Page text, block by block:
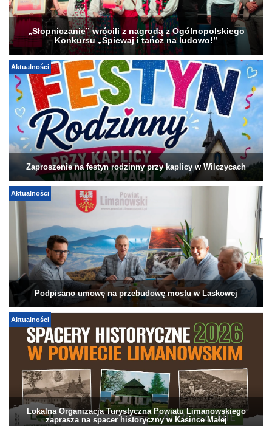
„Słopniczanie” wrócili z nagrodą z Ogólnopolskiego
Konkursu „Śpiewaj i tańcz na ludowo!”
Aktualności
Zaproszenie na festyn rodzinny przy kaplicy w Wilczycach
Aktualności
Podpisano umowę na przebudowę mostu w Laskowej
Aktualności
Lokalna Organizacja Turystyczna Powiatu Limanowskiego
zaprasza na spacer historyczny w Kasince Małej